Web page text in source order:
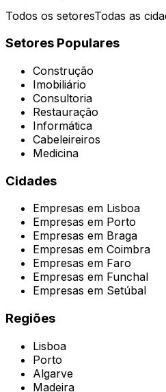
Todos os setoresTodas as
Setores Populares
Construção
Imobiliário
Consultoria
Restauração
Informática
Cabeleireiros
Medicina
Cidades
Empresas em Lisboa
Empresas em Porto
Empresas em Braga
Empresas em Coimbra
Empresas em Faro
Empresas em Funchal
Empresas em Setúbal
Regiões
Lisboa
Porto
Algarve
Madeira